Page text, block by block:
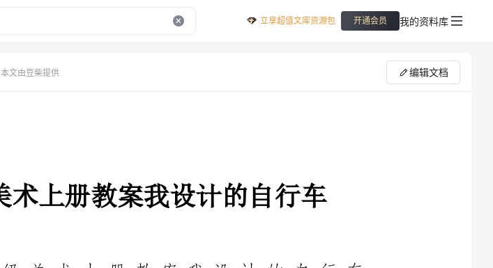
立享超值文库资源包 开通会员 我的资料库
本文由豆柴提供 编辑文档
人教版三年级美术上册教案我设计的自行车
在教学工作者开展教学活动前，时常会需要准备好教案，